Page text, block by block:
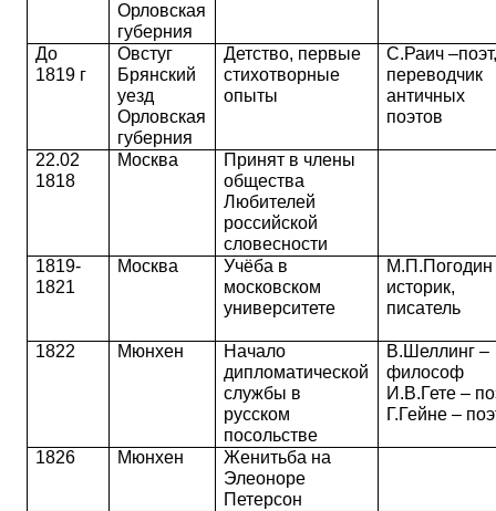
Орловская
губерния
До
1819 г
Овстуг
Брянский
уезд
Орловская
губерния
Детство, первые
стихотворные
опыты
С.Раич
переводчик
античных
поэтов
22.02
1818
Москва
Принят в члены
общества
Любителей
российской
словесности
1819-
1821
Москва
Учёба в
московском
университете
М.П.Погодин
историк,
писатель
1822 Мюнхен
Начало
дипломатической
службы в
русском
посольстве
В.Шеллинг –
философ
И.В.Гете –
Г.Гейне –
1826 Мюнхен
Женитьба на
Элеоноре
Петерсон